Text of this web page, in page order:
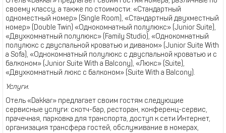
своему классу, а также по стоимости: «Стандартный
одноместный номер» (Single Room), «Стандартный двухместный
номер» (Double Twin) «Однокомнатный полулюкс» (Junior Suite),
«Двухкомнатный полулюкс» (Family Studio), «Однокомнатный
полулюкс с двуспальной кроватью и диваном» (Junior Suite With
a Sofa), «Однокомнатный полулюкс с двуспальной кроватью и с
балконом» (Junior Suite With a Balcony), «Люкс» (Suite),
«Двухкомнатный люкс с балконом» (Suite With a Balcony).
Услуги.
Отель «Dakkar» предлагает своим гостям следующие
сервисные услуги: скотч-бар, ресторан, конференц-сервис,
прачечная, парковка для транспорта, доступ к сети Интернет,
организация трансфера гостей, обслуживание в номерах,